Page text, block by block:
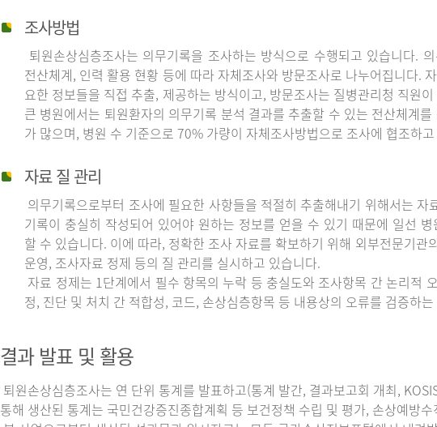
조사방법
퇴원손상심층조사는 의무기록을 조사하는 방식으로 수행되고 있습니다.
전산체계, 인력 활용 현황 등에 따라 자체조사와 방문조사로 나누어집니다.
요한 정보들을 직접 추출, 제공하는 방식이고, 방문조사는 질병관리청 직원
큰 병원에서는 퇴원환자의 의무기록 분석 결과를 추출할 수 있는 전산체계
가 많으며, 병원 수 기준으로 70% 가량이 자체조사방법으로 조사에 협조하
자료 질 관리
의무기록으로부터 조사에 필요한 사항들을 적절히 추출해내기 위해서는
기록이 충실히 작성되어 있어야 원하는 정보를 얻을 수 있기 때문에 일선
할 수 있습니다. 이에 따라, 정확한 조사 자료를 확보하기 위해 외부전문기
운영, 조사자료 정제 등의 질 관리를 실시하고 있습니다.
자료 정제는 1단계에서 필수 항목의 누락 등 충실도와 조사항목 간 논리적
정, 진단 및 처치 간 적합성, 코드, 손상심층항목 등 내용상의 오류를 검증하
결과 발표 및 활용
퇴원손상심층조사는 연 단위 통계를 발표하고(통계 발간, 결과보고회 개최,
통해 생산된 통계는 국민건강증진종합계획 등 보건정책 수립 및 평가, 손상예방